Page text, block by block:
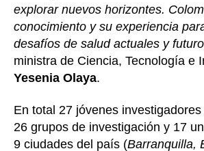
explorar nuevos horizontes.
conocimiento y su experiencia
desafíos de salud actuales y
ministra de Ciencia, Tecnología e
Yesenia Olaya.
En total 27 jóvenes
26 grupos de investigación y 17
9 ciudades del país (Barranquilla,